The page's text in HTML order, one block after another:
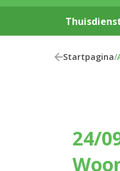
Startpagina/
24/09/26 Infosessie